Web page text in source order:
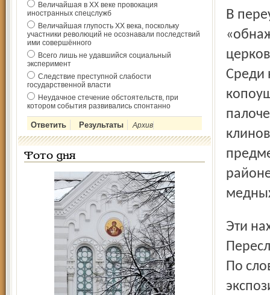
Величайшая в ХХ веке провокация
иностранных спецслужб
Величайшая глупость ХХ века, поскольку
участники революций не осознавали последствий
ими совершённого
Всего лишь не удавшийся социальный
эксперимент
Следствие преступной слабости
государственной власти
Неудачное стечение обстоятельств, при
котором события развивались спонтанно
Архив
Фото дня
В переулке Красном археологические работы
Среди
Эти находки лягут в основу выставочного проекта
По